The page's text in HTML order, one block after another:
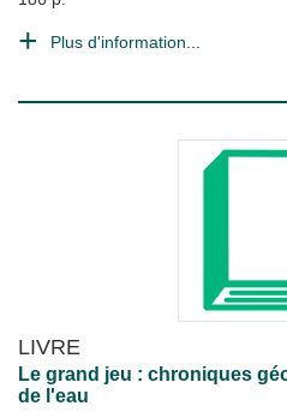
Plus d'information...
LIVRE
Le grand jeu : chroniques
de l'eau